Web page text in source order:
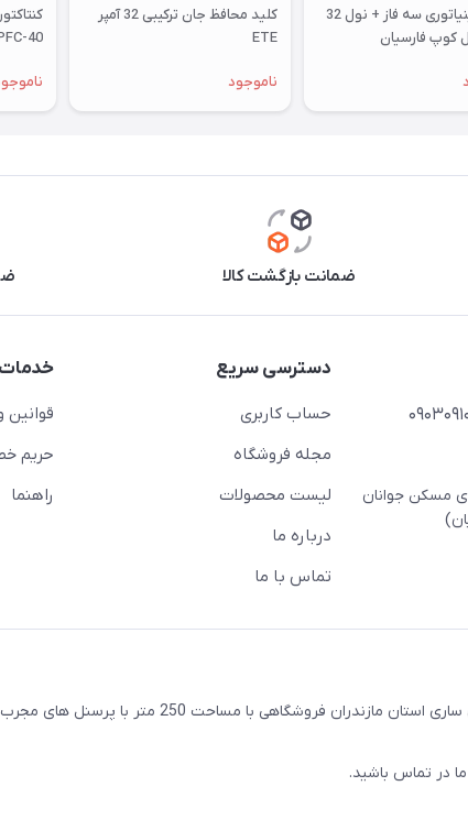
کلید مینیاتوری سه فاز + نول 32
کوپ فارسیان
کلید محافظ جان ترکیبی 32 آمپر
ETE
ناموجود
40
ضمانت بازگشت کالا
مسکن جوانان
دسترسی سریع
حساب کاربری
مجله فروشگاه
لیست محصولات
درباره ما
تماس با ما
قوانین
حریم
راهنما
واقع در شهرستان ساری استان مازندران فروشگاهی
در تماس باشید.